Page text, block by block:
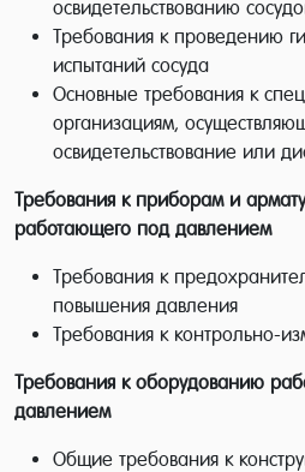
освидетельствованию
Требования к проведению
испытаний сосуда
Основные требования к
организациям,
освидетельствование или
Требования к приборам и
работающего под давлением
Требования к
повышения давления
Требования к контрольно-
Требования к оборудованию
давлением
Общие требования к